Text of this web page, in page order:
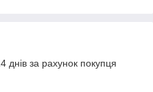
за рахунок покупця